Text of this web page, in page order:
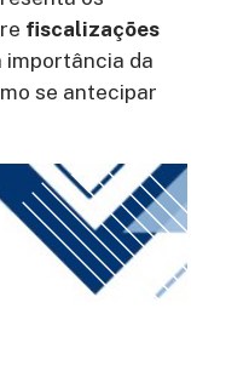
fiscalizações
importância da
se antecipar